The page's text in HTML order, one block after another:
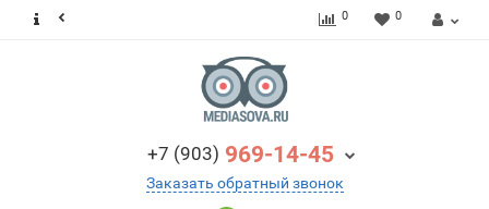
0 0
+7 (903) 969-14-45
Заказать обратный звонок